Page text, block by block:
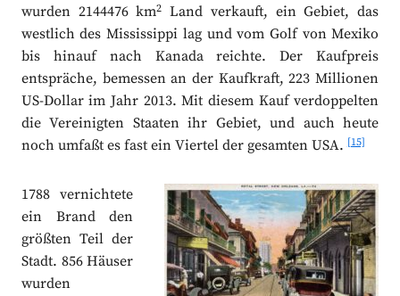
wurden 2144476 km2 Land verkauft, ein Gebiet, das
westlich des Mississippi lag und vom Golf von Mexiko
bis hinauf nach Kanada reichte. Der Kaufpreis
entspräche, bemessen an der Kaufkraft, 223 Millionen
US-Dollar im Jahr 2013. Mit diesem Kauf verdoppelten
die Vereinigten Staaten ihr Gebiet, und auch heute
noch umfaßt es fast ein Viertel der gesamten USA.[15]
1788 vernichtete
ein Brand den
größten Teil der
Stadt. 856 Häuser
wurden